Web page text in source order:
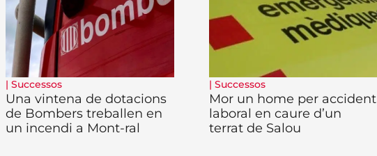
| Successos
Una vintena de dotacions
de Bombers treballen en
un incendi a Mont-ral
| Successos
Mor un home per accident
laboral en caure d’un
terrat de Salou